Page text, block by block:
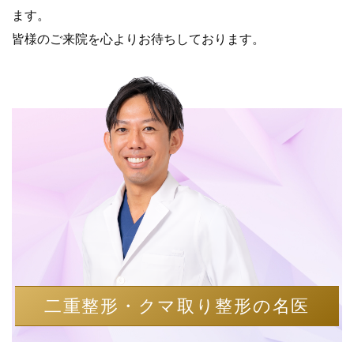
ます。
皆様のご来院を心よりお待ちしております。
二重整形・クマ取り整形の名医